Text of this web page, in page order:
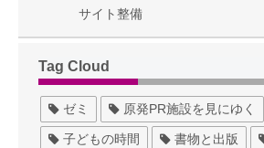
サイト整備
Tag Cloud
ゼミ 原発PR施設を見にゆく
子どもの時間 書物と出版